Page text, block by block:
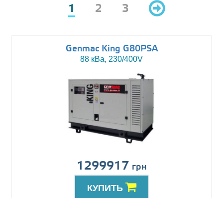
1 2 3
Genmac King G80PSA
88 кВа, 230/400V
1299917 грн
КУПИТЬ